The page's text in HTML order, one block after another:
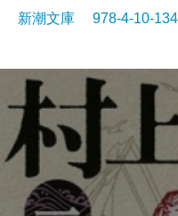
新潮文庫 978-4-10-